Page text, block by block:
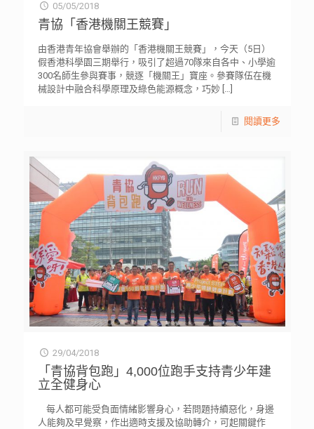
05/05/2018
青協「香港機關王競賽」
由香港青年協會舉辦的「香港機關王競賽」，今天（5日）
假香港科學園三期舉行，吸引了超過70隊來自各中、小學逾
300名師生參與賽事，競逐「機關王」寶座。參賽隊伍在機
械設計中融合科學原理及綠色能源概念，巧妙[…]
閱讀更多
29/04/2018
「青協背包跑」4,000位跑手支持青少年建
立全健身心
每人都可能受負面情緒影響身心，若問題持續惡化，身邊
人能夠及早覺察，作出適時支援及協助轉介，可起關鍵作